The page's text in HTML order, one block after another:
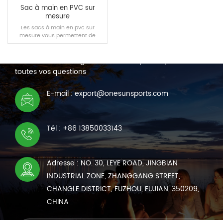
Sac à main en PVC sur
mesure
Les sacs à main en pvc sur
mesure vous permettent de
transporter un grand nombre
LIRE LA SUITE
NOUS CONTACTER
Nous sommes en ligne 7*24 heures pour répondre à
toutes vos questions
E-mail : export@onesunsports.com
Tél : +86 13850033143
Adresse : NO. 30, LEYE ROAD, JINGBIAN
INDUSTRIAL ZONE, ZHANGGANG STREET,
CHANGLE DISTRICT, FUZHOU, FUJIAN, 350209,
CHINA